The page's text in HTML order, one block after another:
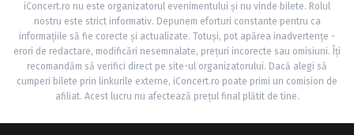
iConcert.ro nu este organizatorul evenimentului și nu vinde bilete. Rolul
nostru este strict informativ. Depunem eforturi constante pentru ca
informațiile să fie corecte și actualizate. Totuși, pot apărea inadvertențe -
erori de redactare, modificări nesemnalate, prețuri incorecte sau omisiuni. Îți
recomandăm să verifici direct pe site-ul organizatorului. Dacă alegi să
cumperi bilete prin linkurile externe, iConcert.ro poate primi un comision de
afiliat. Acest lucru nu afectează prețul final plătit de tine.